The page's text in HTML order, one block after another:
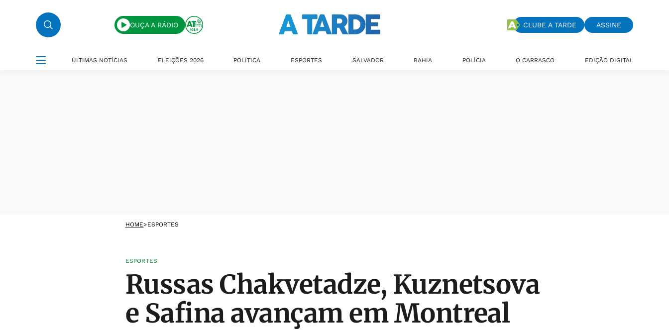
OUÇA A RÁDIO CLUBE A TARDE ASSINE
ÚLTIMAS NOTÍCIAS ELEIÇÕES 2026 POLÍTICA ESPORTES SALVADOR BAHIA POLÍCIA O CARRASCO EDIÇÃO DIGITAL
HOME>ESPORTES
ESPORTES
Russas Chakvetadze, Kuznetsova
e Safina avançam em Montreal